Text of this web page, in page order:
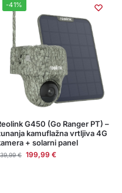
-41%
G450 (Go Ranger PT) –
kamuflažna vrtljiva 4G
+ solarni panel
€ 199,99 €